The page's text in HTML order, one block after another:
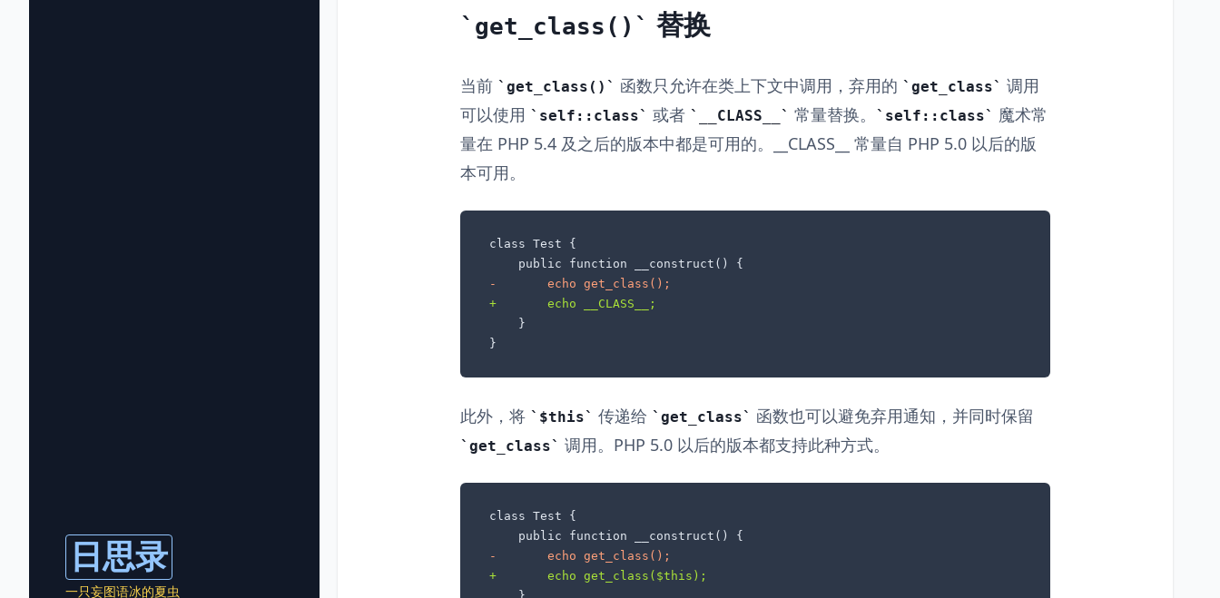
日思录
一只妄图语冰的夏虫
get_class() 替换
当前 get_class() 函数只允许在类上下文中调用，弃用的 get_class
调用
可以使用
self::class 或者 __CLASS__ 常量替换。 self::class
魔术常
量在 PHP 5.4 及之后的版本中都是可用的。__CLASS__ 常量自 PHP 5.0 以后的版
本可用。
class Test {
-       echo get_class();
+       echo __CLASS__;
    }
}
此外，将 $this 传递给 get_class 函数也可以避免弃用通知，并同时保留
get_class 调用。PHP 5.0 以后的版本都支持此种方式。
class Test {
-       echo get_class();
+       echo get_class($this);